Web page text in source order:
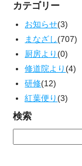
カテゴリー
お知らせ(3)
まなざし(707)
厨房より(0)
修道院より(4)
研修(12)
紅葉便り(3)
検索